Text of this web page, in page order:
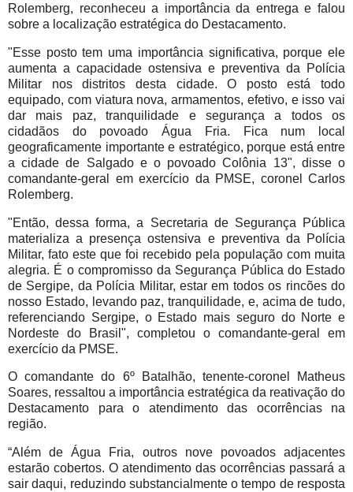
Rolemberg, reconheceu a importância da entrega e falou
sobre a localização estratégica do Destacamento.
"Esse posto tem uma importância significativa, porque ele
aumenta a capacidade ostensiva e preventiva da Polícia
Militar nos distritos desta cidade. O posto está todo
equipado, com viatura nova, armamentos, efetivo, e isso vai
dar mais paz, tranquilidade e segurança a todos os
cidadãos do povoado Água Fria. Fica num local
geograficamente importante e estratégico, porque está entre
a cidade de Salgado e o povoado Colônia 13", disse o
comandante-geral em exercício da PMSE, coronel Carlos
Rolemberg.
"Então, dessa forma, a Secretaria de Segurança Pública
materializa a presença ostensiva e preventiva da Polícia
Militar, fato este que foi recebido pela população com muita
alegria. É o compromisso da Segurança Pública do Estado
de Sergipe, da Polícia Militar, estar em todos os rincões do
nosso Estado, levando paz, tranquilidade, e, acima de tudo,
referenciando Sergipe, o Estado mais seguro do Norte e
Nordeste do Brasil", completou o comandante-geral em
exercício da PMSE.
O comandante do 6º Batalhão, tenente-coronel Matheus
Soares, ressaltou a importância estratégica da reativação do
Destacamento para o atendimento das ocorrências na
região.
“Além de Água Fria, outros nove povoados adjacentes
estarão cobertos. O atendimento das ocorrências passará a
sair daqui, reduzindo substancialmente o tempo de resposta